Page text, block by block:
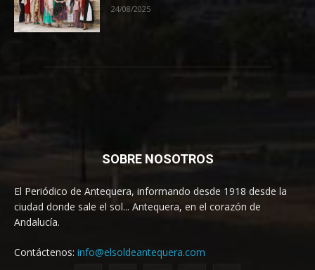
24/08/2025
SOBRE NOSOTROS
El Periódico de Antequera, informando desde 1918 desde la
ciudad donde sale el sol... Antequera, en el corazón de
Andalucía.
Contáctenos: info@elsoldeantequera.com